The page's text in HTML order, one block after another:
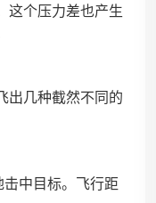
这个压力差也产生
出几种截然不同的
中目标。飞行距